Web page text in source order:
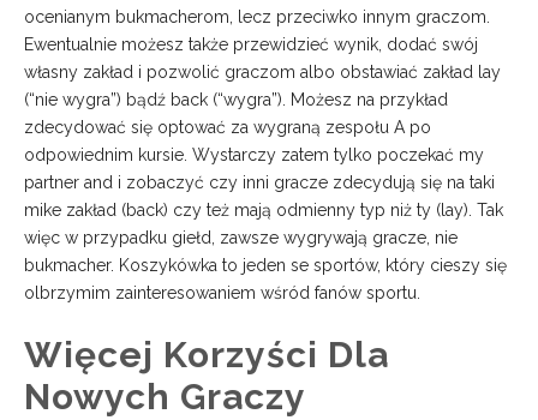
ocenianym bukmacherom, lecz przeciwko innym graczom.
Ewentualnie możesz także przewidzieć wynik, dodać swój
własny zakład i pozwolić graczom albo obstawiać zakład lay
(“nie wygra”) bądź back (“wygra”). Możesz na przykład
zdecydować się optować za wygraną zespołu A po
odpowiednim kursie. Wystarczy zatem tylko poczekać my
partner and i zobaczyć czy inni gracze zdecydują się na taki
mike zakład (back) czy też mają odmienny typ niż ty (lay). Tak
więc w przypadku giełd, zawsze wygrywają gracze, nie
bukmacher. Koszykówka to jeden se sportów, który cieszy się
olbrzymim zainteresowaniem wśród fanów sportu.
Więcej Korzyści Dla
Nowych Graczy